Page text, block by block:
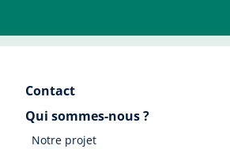
Contact
Qui sommes-nous ?
Notre projet